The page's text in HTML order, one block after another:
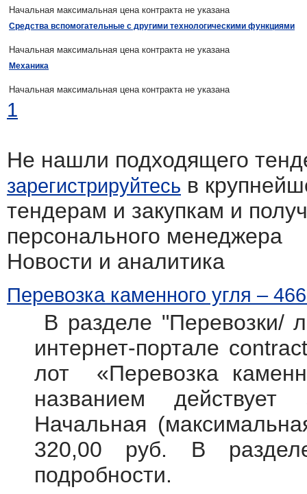
Начальная максимальная цена контракта не указана
Средства вспомогательные с другими технологическими функциями
Начальная максимальная цена контракта не указана
Механика
Начальная максимальная цена контракта не указана
1
Не нашли подходящего
зарегистрируйтесь в
тендерам и закупкам и
персонального менеджера
Новости и аналитика
Перевозка каменного угля –
В разделе "Перевозки/
интернет-портале
лот «Перевозка
названием
Начальная
320,00 руб. В
подробности.